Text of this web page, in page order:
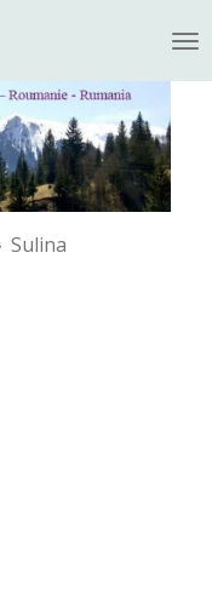
Sulina